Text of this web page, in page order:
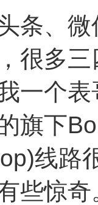
条、
很多
一个
旗下
线路
些惊